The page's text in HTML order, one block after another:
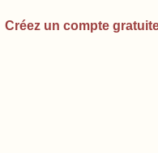
Créez un compte